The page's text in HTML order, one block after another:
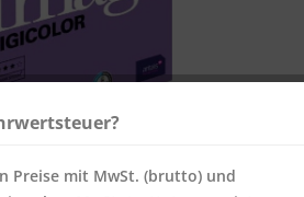
Preise mit MwSt. (brutto) und